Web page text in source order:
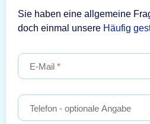
Sie haben eine allgemeine
doch einmal unsere Häufig
E-Mail
Telefon - optionale Angabe